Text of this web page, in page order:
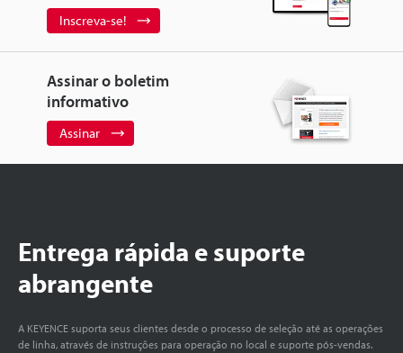
Inscreva-se!
Assinar o boletim
informativo
Assinar
Entrega rápida e suporte
abrangente
A KEYENCE suporta seus clientes desde o processo de seleção até as operações
de linha, através de instruções para operação no local e suporte pós-vendas.